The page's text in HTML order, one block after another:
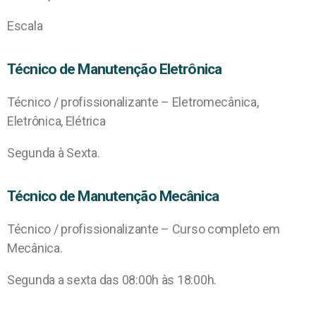
Escala
Técnico de Manutenção Eletrônica
Técnico / profissionalizante – Eletromecânica,
Eletrônica, Elétrica
Segunda à Sexta.
Técnico de Manutenção Mecânica
Técnico / profissionalizante – Curso completo em
Mecânica.
Segunda a sexta das 08:00h às 18:00h.